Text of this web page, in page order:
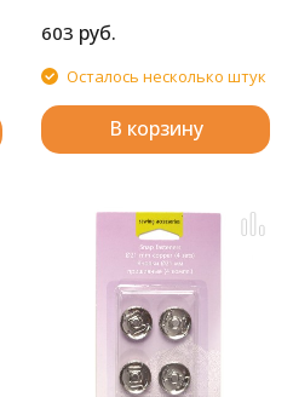
603 руб.
Осталось несколько штук
В корзину